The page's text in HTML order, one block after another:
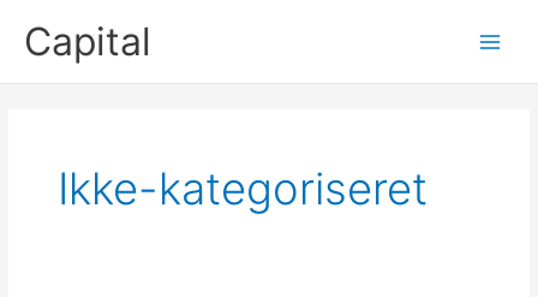
Capital
Ikke-kategoriseret